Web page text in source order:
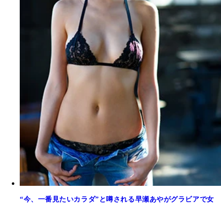
“今、一番見たいカラダ”と噂される早瀬あやがグラビアで女